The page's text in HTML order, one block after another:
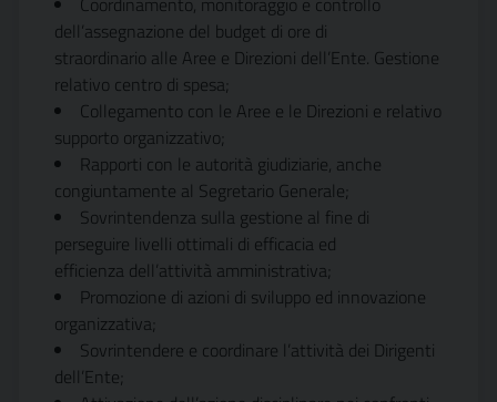
dell’assegnazione del budget di ore di
straordinario alle Aree e Direzioni dell’Ente. Gestione
relativo centro di spesa;
Collegamento con le Aree e le Direzioni e relativo
supporto organizzativo;
Rapporti con le autorità giudiziarie, anche
congiuntamente al Segretario Generale;
Sovrintendenza sulla gestione al fine di
perseguire livelli ottimali di efficacia ed
efficienza dell’attività amministrativa;
Promozione di azioni di sviluppo ed innovazione
organizzativa;
Sovrintendere e coordinare l’attività dei Dirigenti
dell’Ente;